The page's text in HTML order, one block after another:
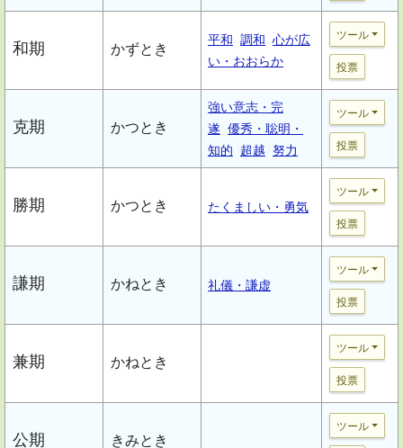
和期 かずとき
平和 調和 心が広
い・おおらか
ツール
投票
克期 かつとき
強い意志・完
遂 優秀・聡明・
知的
超越 努力
ツール
投票
勝期 かつとき たくましい・勇気
ツール
投票
謙期 かねとき 礼儀・謙虚
ツール
投票
兼期 かねとき
ツール
投票
公期 きみとき
ツール